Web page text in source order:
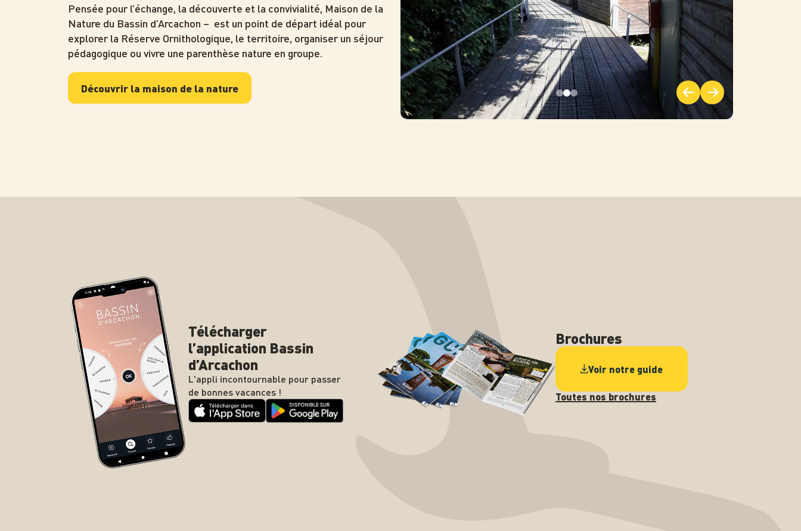
Pensée pour l’échange, la découverte et la convivialité, Maison de la
Nature du Bassin d’Arcachon – est un point de départ idéal pour
explorer la Réserve Ornithologique, le territoire, organiser un séjour
pédagogique ou vivre une parenthèse nature en groupe.
Découvrir la maison de la nature
Télécharger
l’application Bassin
d’Arcachon
L'appli incontournable pour passer
de bonnes vacances !
Brochures
Voir notre guide
Toutes nos brochures